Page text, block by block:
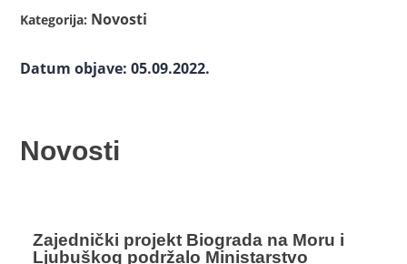
Kategorija: Novosti
Datum objave: 05.09.2022.
Novosti
Zajednički projekt Biograda na Moru i
Ljubuškog podržalo Ministarstvo